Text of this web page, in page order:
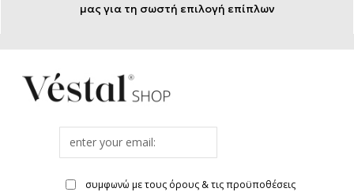
μας για τη σωστή επιλογή επίπλων
συμφωνώ με τους όρους & τις προϋποθέσεις